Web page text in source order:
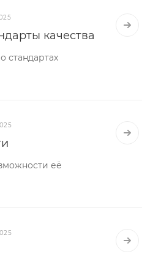
качества
стандартах
её